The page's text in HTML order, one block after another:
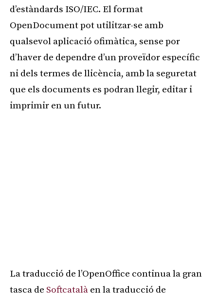
d’estàndards ISO/IEC. El format
OpenDocument pot utilitzar-se amb
qualsevol aplicació ofimàtica, sense por
d’haver de dependre d’un proveïdor específic
ni dels termes de llicència, amb la seguretat
que els documents es podran llegir, editar i
imprimir en un futur.
La traducció de l’OpenOffice continua la gran
tasca de Softcatalà en la traducció de